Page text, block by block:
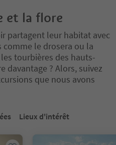
et la flore
partagent leur habitat avec
le drosera ou la
tourbières des hauts-
davantage ? Alors, suivez
que nous avons
Sélectionnez un onglet
Lieux d'intérêt